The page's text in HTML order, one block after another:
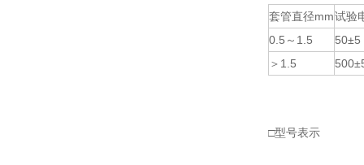
套管直径mm试验
0.5～1.5
50±5
＞1.5
□型号表示